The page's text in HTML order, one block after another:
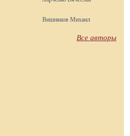
Вишняков Михаил
Все авторы